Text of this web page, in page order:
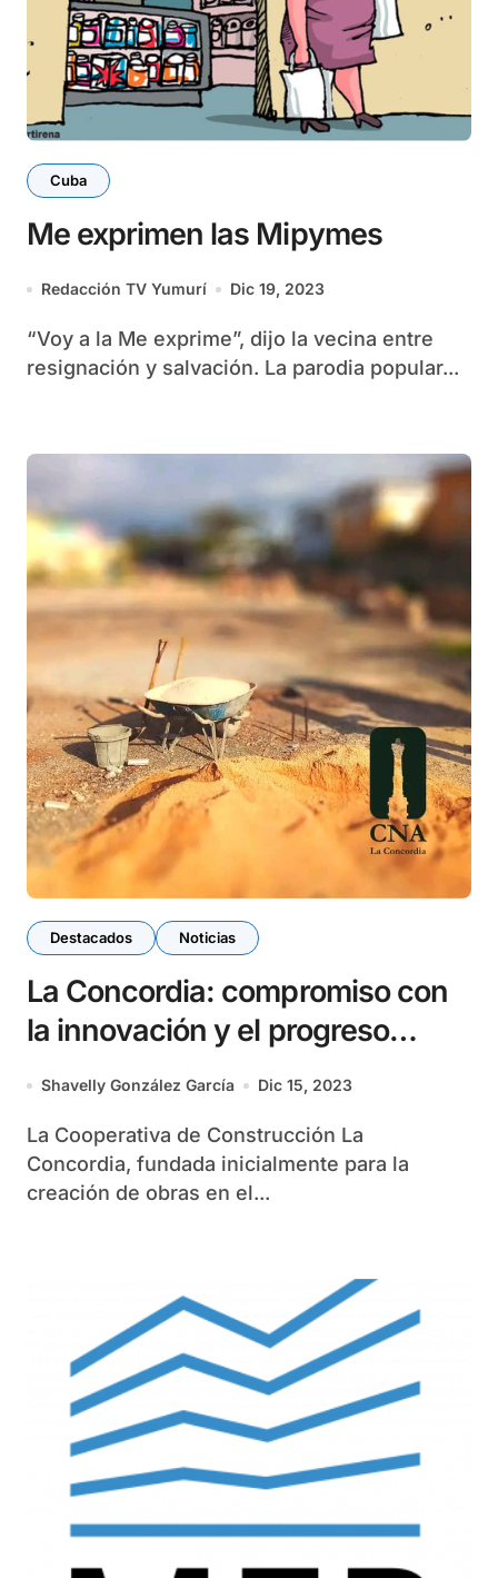
Cuba
Me exprimen las Mipymes
Redacción TV Yumurí Dic 19, 2023
“Voy a la Me exprime”, dijo la vecina entre
resignación y salvación. La parodia popular...
Destacados Noticias
La Concordia: compromiso con
la innovación y el progreso
social
Shavelly González García Dic 15, 2023
La Cooperativa de Construcción La
Concordia, fundada inicialmente para la
creación de obras en el...